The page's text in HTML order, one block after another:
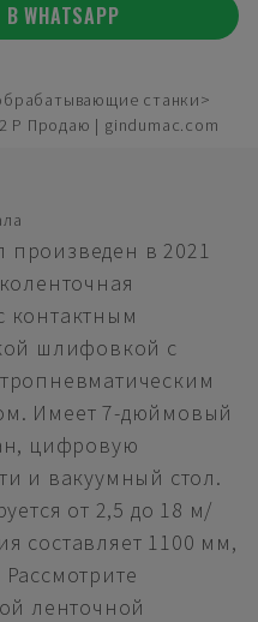
WHATSAPP
станки
P Продаю | gindumac.com
произведен в 2021
шлифовкой с
Имеет 7-дюймовый
цифровую
и вакуумный стол.
от 2,5 до 18 м/
составляет 1100 мм,
ленточной